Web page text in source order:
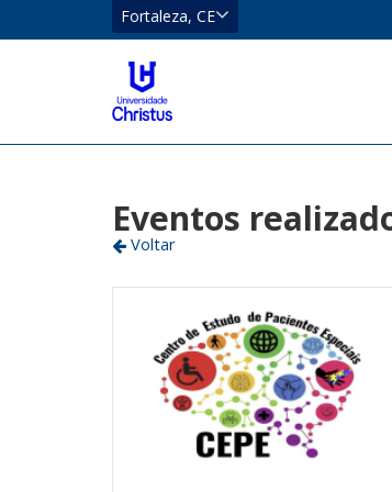
CE
Eusébio
Fortaleza
Fortaleza, CE
Localizar
Eventos
Voltar